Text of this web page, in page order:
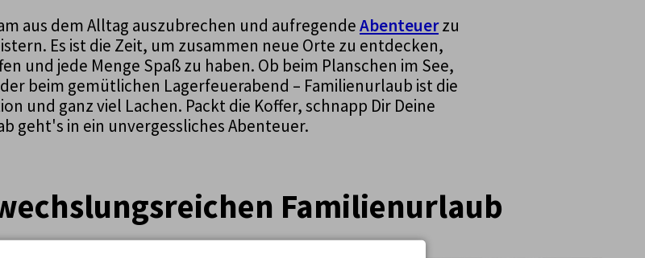
aus dem Alltag auszubrechen und aufregendeAbenteuerzu
Es ist die Zeit, um zusammen neue Orte zu entdecken,
und jede Menge Spaß zu haben. Ob beim Planschen im See,
beim gemütlichen Lagerfeuerabend – Familienurlaub ist die
und ganz viel Lachen. Packt die Koffer, schnapp Dir Deine
geht's in ein unvergessliches Abenteuer.
Familienurlaub